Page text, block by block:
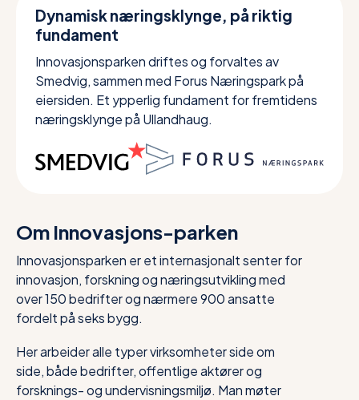
Dynamisk næringsklynge, på riktig
fundament
Innovasjonsparken driftes og forvaltes av
Smedvig, sammen med Forus Næringspark på
eiersiden. Et ypperlig fundament for fremtidens
næringsklynge på Ullandhaug.
Om Innovasjons-parken
Innovasjonsparken er et internasjonalt senter for
innovasjon, forskning og næringsutvikling med
over 150 bedrifter og nærmere 900 ansatte
fordelt på seks bygg.
Her arbeider alle typer virksomheter side om
side, både bedrifter, offentlige aktører og
forsknings- og undervisningsmiljø. Man møter